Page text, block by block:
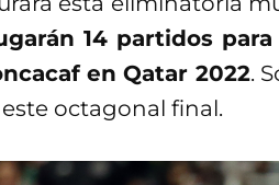
14 partidos
en Qatar 2022.
octagonal final.